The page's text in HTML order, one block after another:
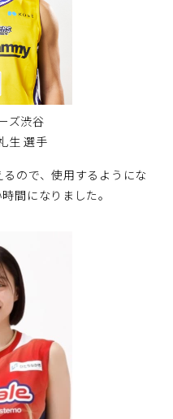
ズ渋谷
生 選手
ので、使用するようにな
間になりました。